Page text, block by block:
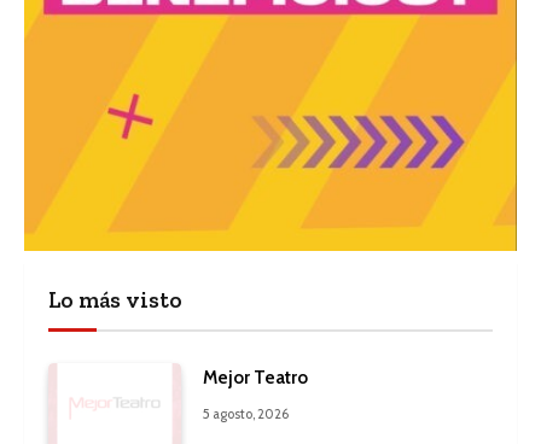
Lo más visto
Mejor Teatro
5 agosto, 2026